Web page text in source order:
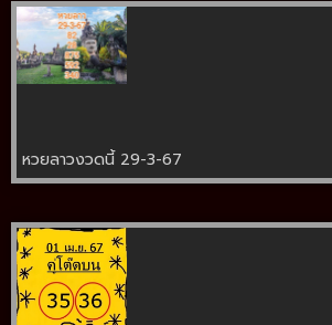
หวยลาวงวดนี้ 29-3-67